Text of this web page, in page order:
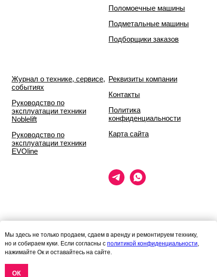
Поломоечные машины
Подметальные машины
Подборщики заказов
Журнал о технике, сервисе,
событиях
Руководство по
эксплуатации техники
Noblelift
Руководство по
эксплуатации техники
EVOline
Реквизиты компании
Контакты
Политика
конфиденциальности
Карта сайта
при каких условиях
информационные материалы и цены, размещённые на сайте, не
определяемой положениями статей 435 и 437 гражданского кодекса
Мы здесь не только продаем, сдаем в аренду и ремонтируем технику,
но и собираем куки. Если согласны с политикой конфиденциальности,
нажимайте Ок и оставайтесь на сайте.
ОК